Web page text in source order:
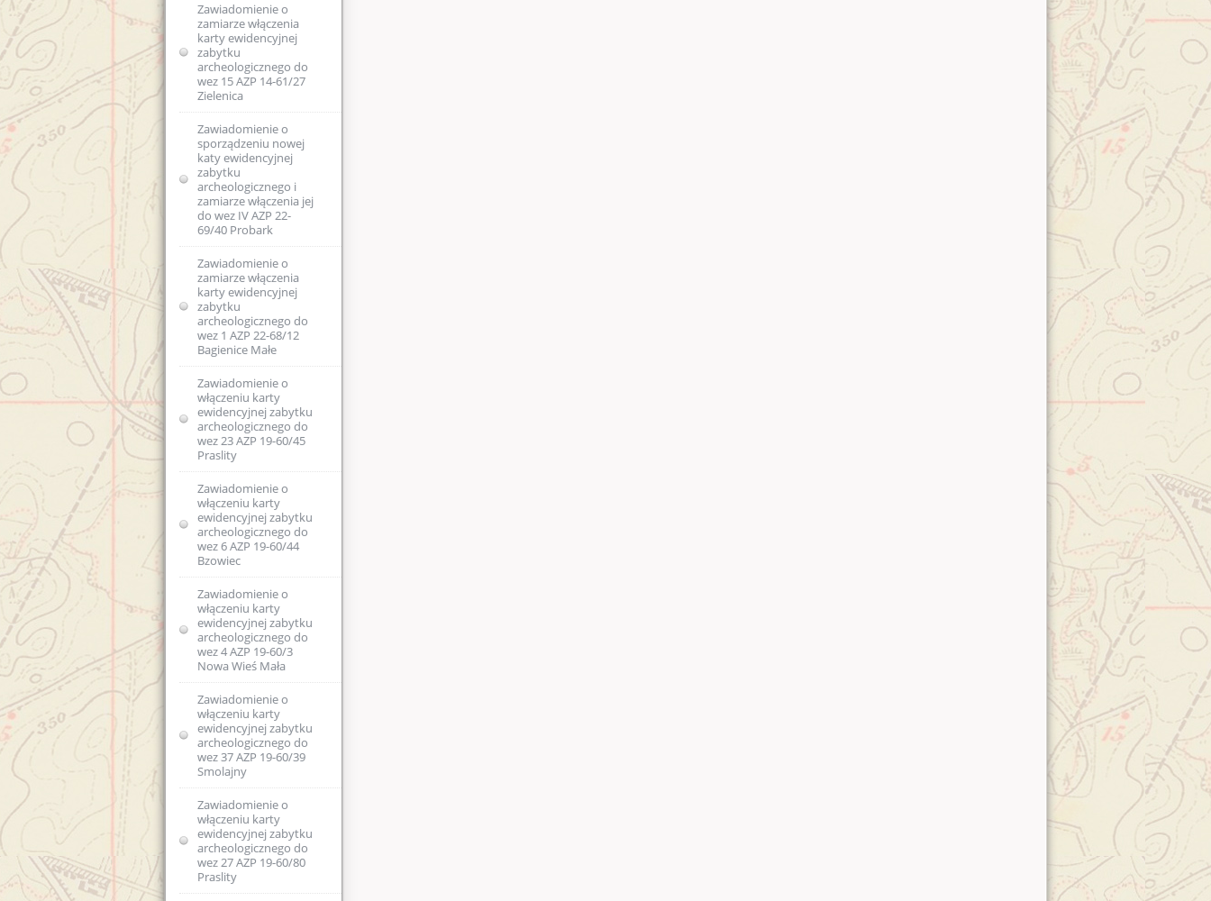
Decyzja w sprawie
wpisu do rejestru
zabytków
województwa
warmińsko-
mazurskiego
komponowanej
zieleni Śródmieścia
Olsztyna
Zawiadomienie o
wszczęciu
postępowania
administracyjnego
badań AZP w obr.
Pomnik gm Korsze
oraz w obr.
Równina Dolna gm.
Korsze
Zawiadomienie o
ewidencyjnej
zabytku do
wojewódzkiej
ewidencji
zabytków - XLIII
AZP16-51/38
Zawiadomienie o
zamiarze włączenia
karty ewidencyjnej
zabytku
archeologicznego
do wojewódzkiej
ewidencji
zabytków 9 AZP 23-
62/25
Zawiadomienie o
zamiarze włączenia
karty ewidencyjnej
zabytku
archeologicznego
do wojewódzkiej
ewidencji
zabytków 7 AZP 19-
68/54 Swięta Lipka
Zawiadomienie o
sporządzeniu
nowej karty
ewidencyjnej
zabytku
archeologicznego
lądowego 2 AZP 22-
62/4 Barczewko
Zawiadomienie o
zamiarze włączenia
karty ewidencyjnej
zabytku
archeologicznego do
wez 15 AZP 14-61/27
Zielenica
Zawiadomienie o
sporządzeniu nowej
katy ewidencyjnej
zabytku
archeologicznego i
zamiarze włączenia jej
do wez IV AZP 22-
69/40 Probark
Zawiadomienie o
zamiarze włączenia
karty ewidencyjnej
zabytku
archeologicznego do
wez 1 AZP 22-68/12
Bagienice Małe
Zawiadomienie o
włączeniu karty
ewidencyjnej zabytku
archeologicznego do
wez 23 AZP 19-60/45
Praslity
Zawiadomienie o
włączeniu karty
ewidencyjnej zabytku
archeologicznego do
wez 6 AZP 19-60/44
Bzowiec
Zawiadomienie o
włączeniu karty
ewidencyjnej zabytku
archeologicznego do
wez 4 AZP 19-60/3
Nowa Wieś Mała
Zawiadomienie o
włączeniu karty
ewidencyjnej zabytku
archeologicznego do
wez 37 AZP 19-60/39
Smolajny
Zawiadomienie o
włączeniu karty
ewidencyjnej zabytku
archeologicznego do
wez 27 AZP 19-60/80
Praslity